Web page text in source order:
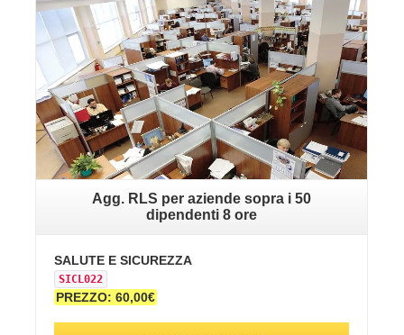
VAI ALLA SCHEDA
Agg. RLS per aziende sopra i 50
dipendenti 8 ore
SALUTE E SICUREZZA
SICL022
PREZZO: 60,00€